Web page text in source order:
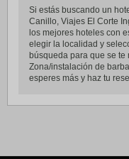
Si estás buscando un
Canillo, Viajes El Corte
los mejores hoteles con
elegir la localidad y
búsqueda para que se te
Zona/instalación de
esperes más y haz tu